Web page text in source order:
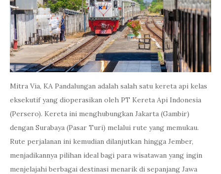
Mitra Via, KA Pandalungan adalah salah satu kereta api kelas
eksekutif yang dioperasikan oleh PT Kereta Api Indonesia
(Persero). Kereta ini menghubungkan Jakarta (Gambir)
dengan Surabaya (Pasar Turi) melalui rute yang memukau.
Rute perjalanan ini kemudian dilanjutkan hingga Jember,
menjadikannya pilihan ideal bagi para wisatawan yang ingin
menjelajahi berbagai destinasi menarik di sepanjang Jawa